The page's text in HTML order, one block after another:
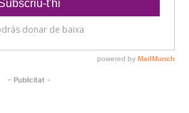
- Publicitat -